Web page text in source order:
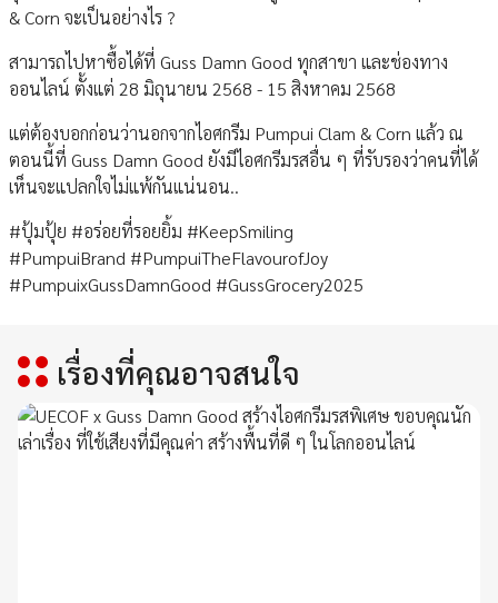
& Corn จะเป็นอย่างไร ?
สามารถไปหาซื้อได้ที่ Guss Damn Good ทุกสาขา และช่องทาง
ออนไลน์ ตั้งแต่ 28 มิถุนายน 2568 - 15 สิงหาคม 2568
แต่ต้องบอกก่อนว่านอกจากไอศกรีม Pumpui Clam & Corn แล้ว ณ
ตอนนี้ที่ Guss Damn Good ยังมีไอศกรีมรสอื่น ๆ ที่รับรองว่าคนที่ได้
เห็นจะแปลกใจไม่แพ้กันแน่นอน..
#ปุ้มปุ้ย #อร่อยที่รอยยิ้ม #KeepSmiling
#PumpuiBrand #PumpuiTheFlavourofJoy
#PumpuixGussDamnGood #GussGrocery2025
เรื่องที่คุณอาจสนใจ